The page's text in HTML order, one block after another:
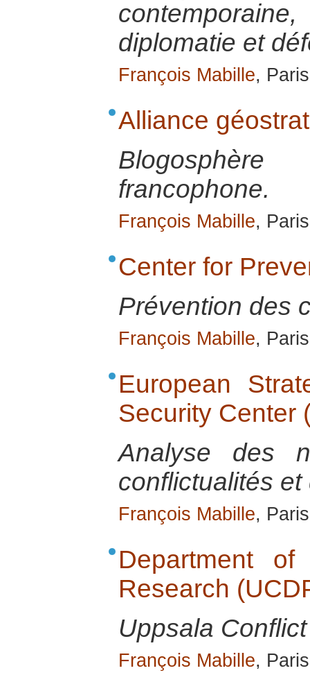
diplomatie et
François Mabille,
Alliance
francophone.
François Mabille,
Center for
Prévention des
François Mabille,
European
Security Center
Analyse des
conflictualités
François Mabille,
Department
Research
Uppsala
François Mabille,